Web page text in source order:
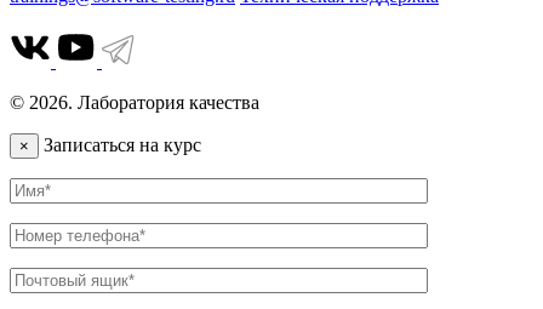
© 2026. Лаборатория качества
× Записаться на курс